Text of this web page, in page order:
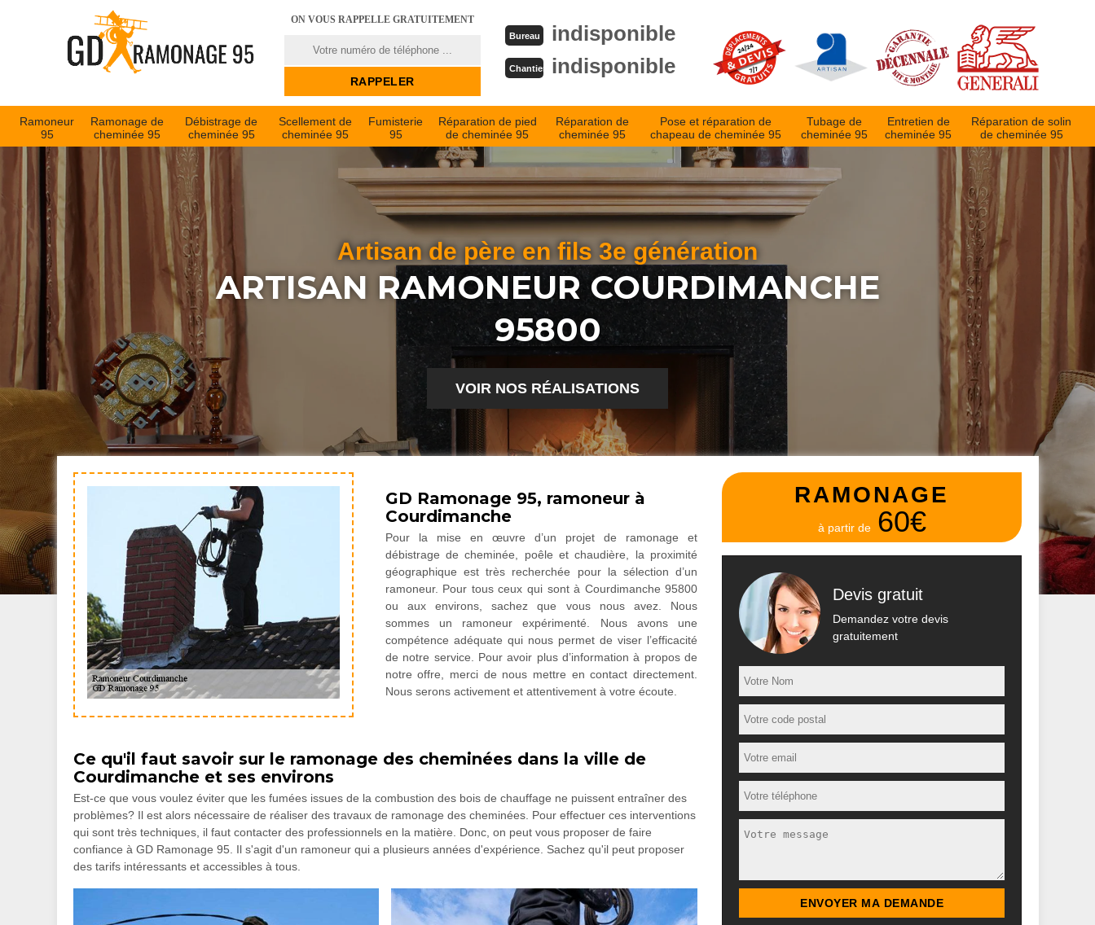
ON VOUS RAPPELLE GRATUITEMENT
Bureau indisponible
Chantier indisponible
Ramoneur
95
Ramonage de
cheminée 95
Débistrage de
cheminée 95
Scellement de
cheminée 95
Fumisterie
95
Réparation de pied
de cheminée 95
Réparation de
cheminée 95
Pose et réparation de
chapeau de cheminée 95
Tubage de
cheminée 95
Entretien de
cheminée 95
Réparation de solin
de cheminée 95
Artisan de père en fils 3e génération
ARTISAN RAMONEUR COURDIMANCHE
95800
VOIR NOS RÉALISATIONS
GD Ramonage 95, ramoneur à
Courdimanche
Pour la mise en œuvre d’un projet de ramonage et
débistrage de cheminée, poêle et chaudière, la proximité
géographique est très recherchée pour la sélection d’un
ramoneur. Pour tous ceux qui sont à Courdimanche 95800
ou aux environs, sachez que vous nous avez. Nous
sommes un ramoneur expérimenté. Nous avons une
compétence adéquate qui nous permet de viser l’efficacité
de notre service. Pour avoir plus d’information à propos de
notre offre, merci de nous mettre en contact directement.
Nous serons activement et attentivement à votre écoute.
Ce qu'il faut savoir sur le ramonage des cheminées dans la ville de
Courdimanche et ses environs
Est-ce que vous voulez éviter que les fumées issues de la combustion des bois de chauffage ne puissent entraîner des
problèmes? Il est alors nécessaire de réaliser des travaux de ramonage des cheminées. Pour effectuer ces interventions
qui sont très techniques, il faut contacter des professionnels en la matière. Donc, on peut vous proposer de faire
confiance à GD Ramonage 95. Il s'agit d'un ramoneur qui a plusieurs années d'expérience. Sachez qu'il peut proposer
des tarifs intéressants et accessibles à tous.
RAMONAGE
à partir de 60€
Devis gratuit
Demandez votre devis
gratuitement